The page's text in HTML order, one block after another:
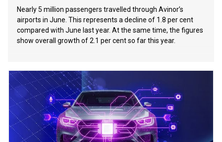
Nearly 5 million passengers travelled through Avinor’s
airports in June. This represents a decline of 1.8 per cent
compared with June last year. At the same time, the figures
show overall growth of 2.1 per cent so far this year.